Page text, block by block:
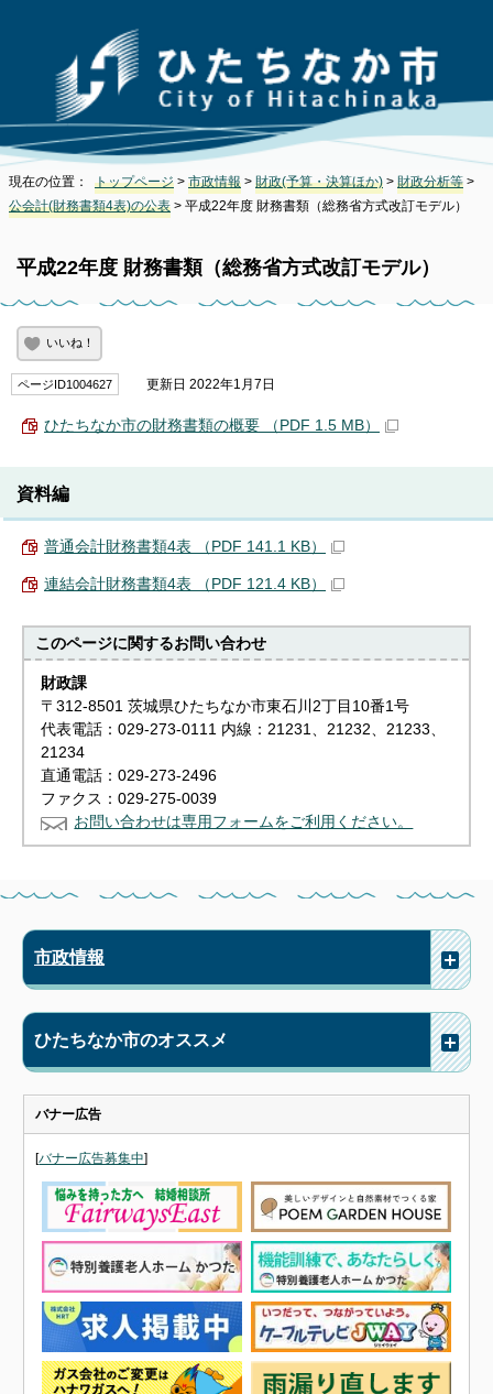
現在の位置： トップページ > 市政情報 > 財政(予算・決算ほか) > 財政分析等 >
公会計(財務書類4表)の公表 > 平成22年度 財務書類（総務省方式改訂モデル）
平成22年度 財務書類（総務省方式改訂モデル）
いいね！
ページID1004627 更新日 2022年1月7日
ひたちなか市の財務書類の概要 （PDF 1.5 MB）
資料編
普通会計財務書類4表 （PDF 141.1 KB）
連結会計財務書類4表 （PDF 121.4 KB）
このページに関するお問い合わせ
財政課
〒312-8501 茨城県ひたちなか市東石川2丁目10番1号
代表電話：029-273-0111 内線：21231、21232、21233、
21234
直通電話：029-273-2496
ファクス：029-275-0039
お問い合わせは専用フォームをご利用ください。
市政情報
ひたちなか市のオススメ
バナー広告
[バナー広告募集中]